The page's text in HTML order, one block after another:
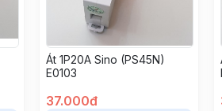
Át 1P20A Sino (PS45N)
E0103
37.000đ